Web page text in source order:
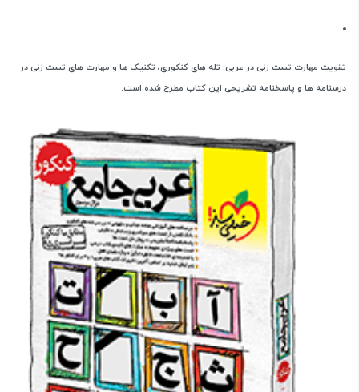
تقویت مهارت تست زنی در عربی: تله های کنکوری، تکنیک ها و مهارت های تست زنی در
درسنامه ها و پاسخنامه تشریحی این کتاب مطرح شده است.